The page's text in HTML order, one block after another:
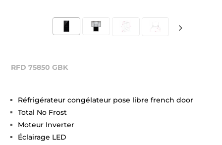
RFD 75850 GBK
Réfrigérateur congélateur pose libre french door
Total No Frost
Moteur Inverter
Éclairage LED